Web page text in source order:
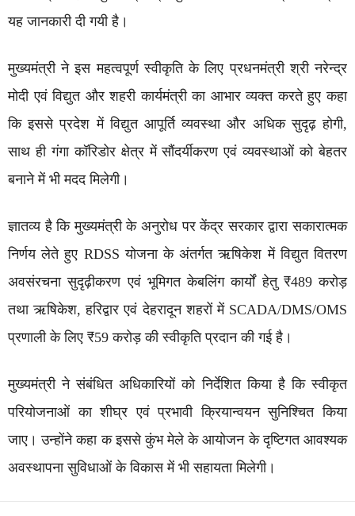
यह जानकारी दी गयी है।
मुख्यमंत्री ने इस महत्वपूर्ण स्वीकृति के लिए प्रधनमंत्री श्री नरेन्द्र
मोदी एवं विद्युत और शहरी कार्यमंत्री का आभार व्यक्त करते हुए कहा
कि इससे प्रदेश में विद्युत आपूर्ति व्यवस्था और अधिक सुदृढ़ होगी,
साथ ही गंगा कॉरिडोर क्षेत्र में सौंदर्यीकरण एवं व्यवस्थाओं को बेहतर
बनाने में भी मदद मिलेगी।
ज्ञातव्य है कि मुख्यमंत्री के अनुरोध पर केंद्र सरकार द्वारा सकारात्मक
निर्णय लेते हुए RDSS योजना के अंतर्गत ऋषिकेश में विद्युत वितरण
अवसंरचना सुदृढ़ीकरण एवं भूमिगत केबलिंग कार्यों हेतु ₹489 करोड़
तथा ऋषिकेश, हरिद्वार एवं देहरादून शहरों में SCADA/DMS/OMS
प्रणाली के लिए ₹59 करोड़ की स्वीकृति प्रदान की गई है।
मुख्यमंत्री ने संबंधित अधिकारियों को निर्देशित किया है कि स्वीकृत
परियोजनाओं का शीघ्र एवं प्रभावी क्रियान्वयन सुनिश्चित किया
जाए। उन्होंने कहा क इससे कुंभ मेले के आयोजन के दृष्टिगत आवश्यक
अवस्थापना सुविधाओं के विकास में भी सहायता मिलेगी।